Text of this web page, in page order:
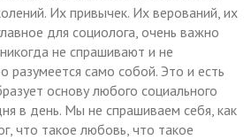
Их привычек. Их верований, их
для социолога, очень важно
не спрашивают и не
разумеется само собой. Это и есть
основу любого социального
в день. Мы не спрашиваем себя, как
что такое любовь, что такое